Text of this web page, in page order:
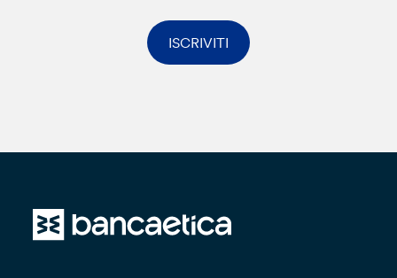
I dati personali potranno essere trasferiti anche
in Paesi Terzi, con ciò intendendo paesi non
appartenenti all’Unione Europea o allo Spazio
o, in caso contrario, esclusivamente previa
contrattualizzazione di Clausole Contrattuali
ISCRIVITI